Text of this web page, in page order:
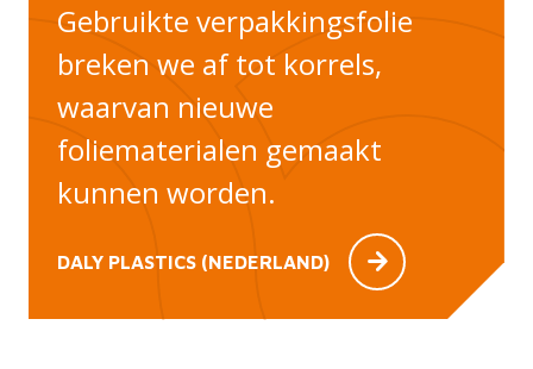
Gebruikte verpakkingsfolie
breken we af tot korrels,
waarvan nieuwe
foliematerialen gemaakt
kunnen worden.
DALY PLASTICS (NEDERLAND)